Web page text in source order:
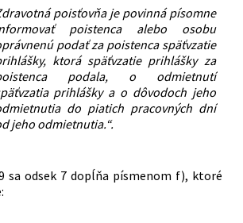
poisťovňa je povinná písomne
poistenca alebo osobu
podať za poistenca späťvzatie
ktorá späťvzatie prihlášky za
podala, o odmietnutí
prihlášky a o dôvodoch jeho
do piatich pracovných dní
jeho odmietnutia.“.
sa odsek 7 dopĺňa písmenom f), ktoré